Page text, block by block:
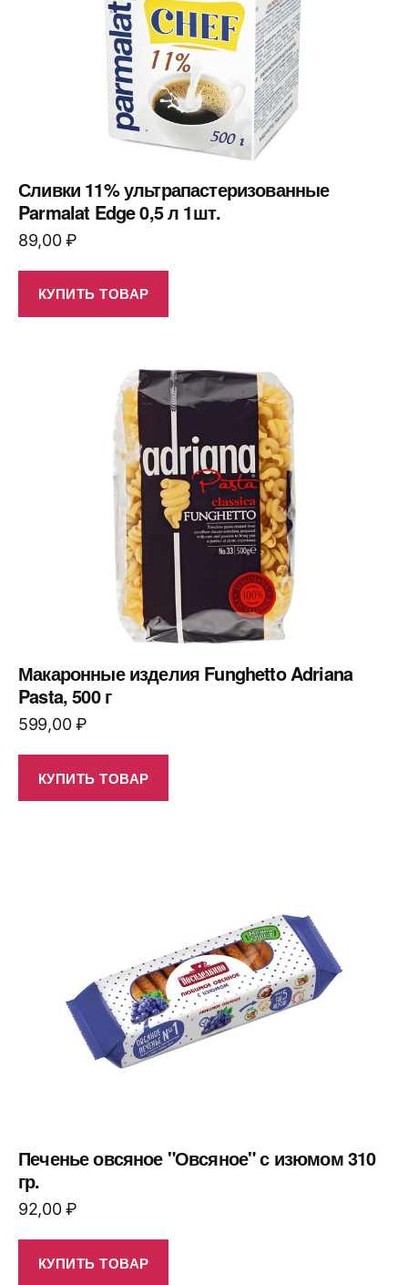
Сливки 11% ультрапастеризованные
Parmalat Edge 0,5 л 1шт.
89,00₽
КУПИТЬ ТОВАР
Макаронные изделия Funghetto Adriana
Pasta, 500 г
599,00₽
КУПИТЬ ТОВАР
Печенье овсяное "Овсяное" с изюмом 310
гр.
92,00₽
КУПИТЬ ТОВАР